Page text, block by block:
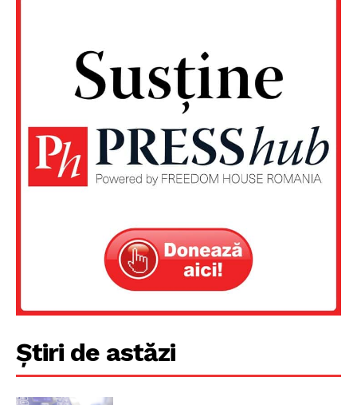
Știri de astăzi